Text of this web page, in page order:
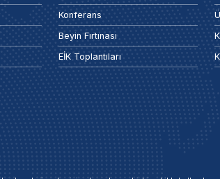
Konferans
Beyin Fırtınası
EİK Toplantıları